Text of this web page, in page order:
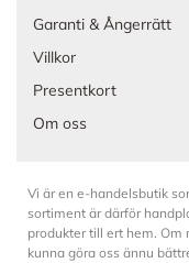
Garanti & Ångerrätt
Villkor
Presentkort
Om oss
Vi är en e-handelsbutik
sortiment är därför
produkter till ert hem. Om
kunna göra oss ännu